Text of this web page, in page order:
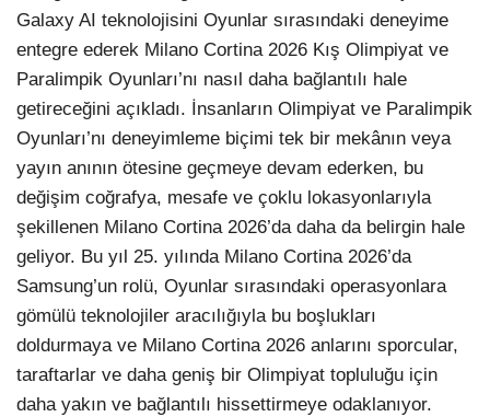
Galaxy AI teknolojisini Oyunlar sırasındaki deneyime
entegre ederek Milano Cortina 2026 Kış Olimpiyat ve
Paralimpik Oyunları’nı nasıl daha bağlantılı hale
getireceğini açıkladı. İnsanların Olimpiyat ve Paralimpik
Oyunları’nı deneyimleme biçimi tek bir mekânın veya
yayın anının ötesine geçmeye devam ederken, bu
değişim coğrafya, mesafe ve çoklu lokasyonlarıyla
şekillenen Milano Cortina 2026’da daha da belirgin hale
geliyor. Bu yıl 25. yılında Milano Cortina 2026’da
Samsung’un rolü, Oyunlar sırasındaki operasyonlara
gömülü teknolojiler aracılığıyla bu boşlukları
doldurmaya ve Milano Cortina 2026 anlarını sporcular,
taraftarlar ve daha geniş bir Olimpiyat topluluğu için
daha yakın ve bağlantılı hissettirmeye odaklanıyor.